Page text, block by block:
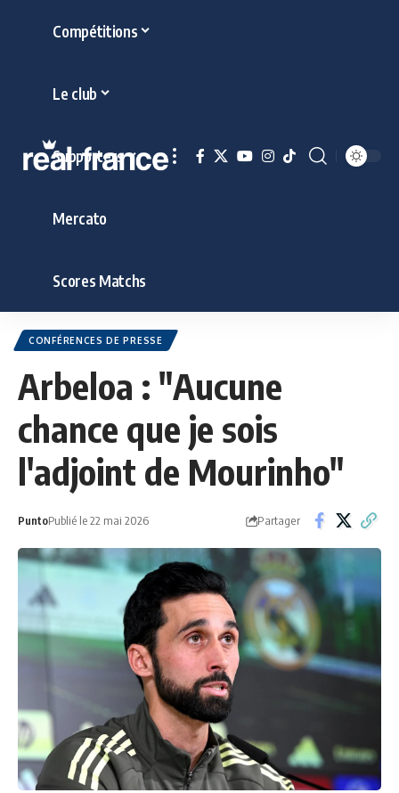
Compétitions
Le club
Supporters
Mercato
Scores Matchs
CONFÉRENCES DE PRESSE
Arbeloa : "Aucune
chance que je sois
l'adjoint de Mourinho"
PuntoPublié le 22 mai 2026 Partager